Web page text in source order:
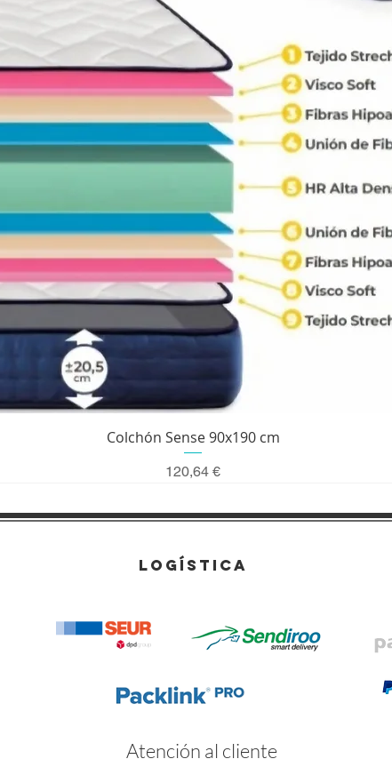
Vista rápida
Colchón Sense 90x190 cm
Precio
120,64 €
LOGÍSTICA
Atención al cliente